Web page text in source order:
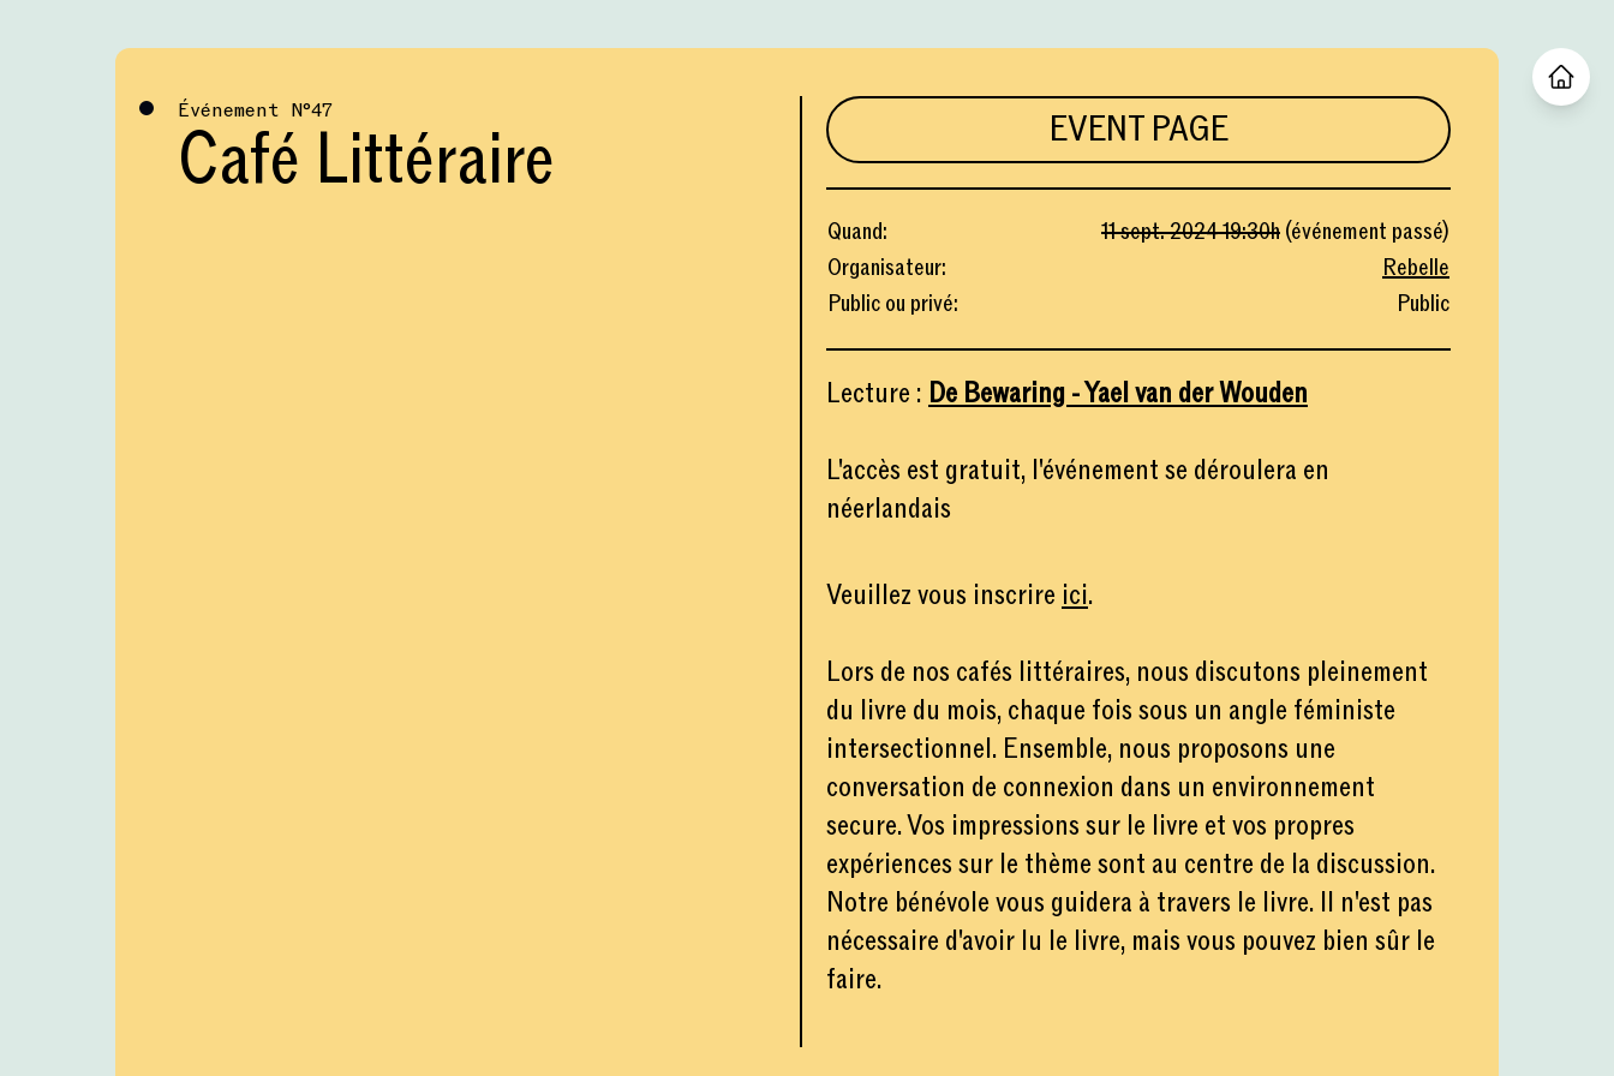
Événement №47
Café Littéraire EVENT PAGE
Quand: 11 sept. 202419:30h(événement passé)
Organisateur:
Rebelle
Public ou privé: Public
Lecture : De Bewaring - Yael van der Wouden
L'accès est gratuit, l'événement se déroulera en
néerlandais
Veuillez vous inscrire ici.
Lors de nos cafés littéraires, nous discutons pleinement
du livre du mois, chaque fois sous un angle féministe
intersectionnel. Ensemble, nous proposons une
conversation de connexion dans un environnement
secure. Vos impressions sur le livre et vos propres
expériences sur le thème sont au centre de la discussion.
Notre bénévole vous guidera à travers le livre. Il n'est pas
nécessaire d'avoir lu le livre, mais vous pouvez bien sûr le
faire.